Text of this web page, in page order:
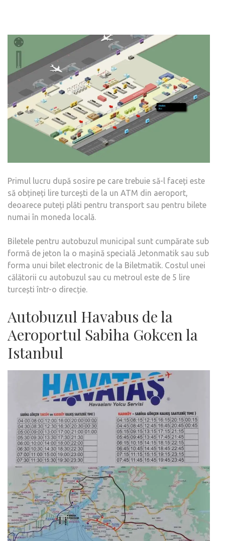
Primul lucru după sosire pe care trebuie să-l faceți este
să obțineți lire turcești de la un ATM din aeroport,
deoarece puteți plăti pentru transport sau pentru bilete
numai în moneda locală.
Biletele pentru autobuzul municipal sunt cumpărate sub
formă de jeton la o mașină specială Jetonmatik sau sub
forma unui bilet electronic de la Biletmatik. Costul unei
călătorii cu autobuzul sau cu metroul este de 5 lire
turcești într-o direcție.
Autobuzul Havabus de la
Aeroportul Sabiha Gokcen la
Istanbul